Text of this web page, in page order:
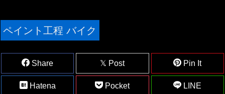
ペイント工程 バイク
Share Post Pin It
Hatena Pocket LINE